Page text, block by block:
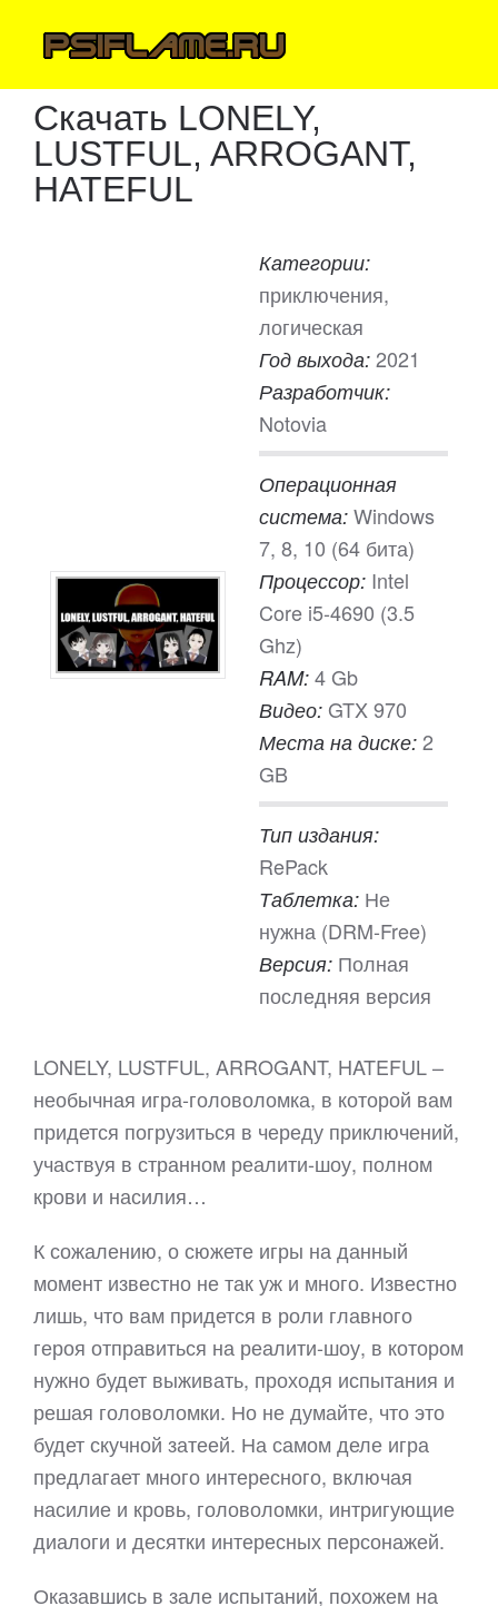
Скачать LONELY,
LUSTFUL, ARROGANT,
HATEFUL
Категории:
приключения,
логическая
Год выхода: 2021
Разработчик:
Notovia
Операционная
система: Windows
7, 8, 10 (64 бита)
Процессор: Intel
Core i5-4690 (3.5
Ghz)
RAM: 4 Gb
Видео: GTX 970
Места на диске: 2
GB
Тип издания:
RePack
Таблетка: Не
нужна (DRM-Free)
Версия: Полная
последняя версия
LONELY, LUSTFUL, ARROGANT, HATEFUL –
необычная игра-головоломка, в которой вам
придется погрузиться в череду приключений,
участвуя в странном реалити-шоу, полном
крови и насилия…
К сожалению, о сюжете игры на данный
момент известно не так уж и много. Известно
лишь, что вам придется в роли главного
героя отправиться на реалити-шоу, в котором
нужно будет выживать, проходя испытания и
решая головоломки. Но не думайте, что это
будет скучной затеей. На самом деле игра
предлагает много интересного, включая
насилие и кровь, головоломки, интригующие
диалоги и десятки интересных персонажей.
Оказавшись в зале испытаний, похожем на